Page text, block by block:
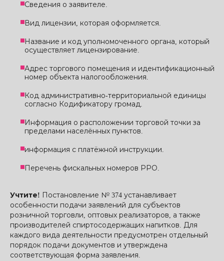
Сведения о заявителе.
Вид лицензии, которая оформляется.
Название и код уполномоченного органа, который
осуществляет лицензирование.
Адрес торгового помещения и идентификационный
номер объекта налогообложения.
Код административно-территориальной единицы
согласно Кодификатору громад.
Информация о расположении торговой точки за
пределами населённых пунктов.
информация с платёжной инструкции.
Перечень фискальных номеров РРО.
Учтите! Постановление № 374 устанавливает
особенности подачи заявлений для субъектов
розничной торговли, оптовых реализаторов, а также
производителей спиртосодержащих напитков. Для
каждого вида деятельности предусмотрен отдельный
порядок подачи документов и утверждена
соответствующая форма заявления.